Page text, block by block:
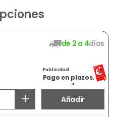
de 2 a 4días
670,72 €
Publicidad.
Pago en plazos.
+ Añadir